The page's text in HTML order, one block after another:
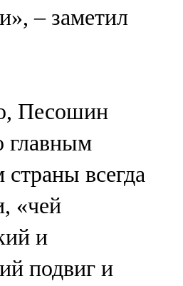
– заметил
Песошин
главным
страны всегда
«чей
и
подвиг и